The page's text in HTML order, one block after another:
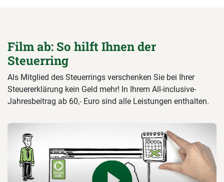
Film ab: So hilft Ihnen der
Steuerring
Als Mitglied des Steuerrings verschenken Sie bei Ihrer
Steuererklärung kein Geld mehr! In Ihrem All-inclusive-
Jahresbeitrag ab 60,- Euro sind alle Leistungen enthalten.